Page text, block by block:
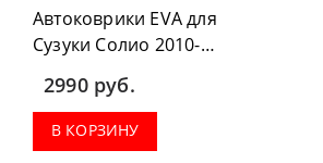
Автоковрики EVA для
Сузуки Солио 2010-
2020 можно
приобрести в
комплектации:
водительский коврик,
2990 руб.
В КОРЗИНУ